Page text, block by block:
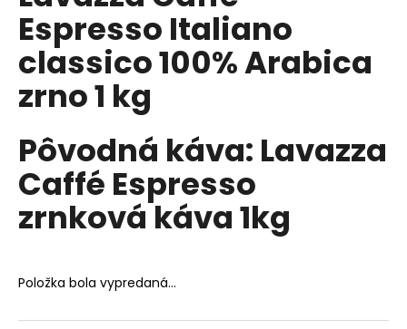
5,0
5
hviezdičiek.
Espresso Italiano
classico 100% Arabica
zrno 1 kg
Pôvodná káva: Lavazza
Caffé Espresso
zrnková káva 1kg
Položka bola vypredaná…
a
m
e
AUTENTICO
ZRNKOVÁ
KÁVA
1
KG
€18,50